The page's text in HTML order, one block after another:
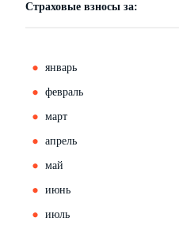
Страховые взносы за:
январь
февраль
март
апрель
май
июнь
июль